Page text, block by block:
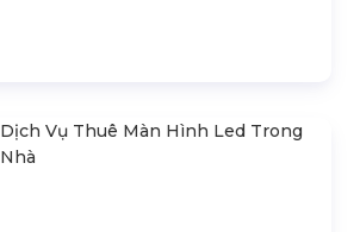
Dịch Vụ Thuê Màn Hình Led Trong
Nhà